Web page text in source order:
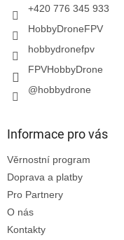
+420 776 345 933
HobbyDroneFPV
hobbydronefpv
FPVHobbyDrone
@hobbydrone
Informace pro vás
Věrnostní program
Doprava a platby
Pro Partnery
O nás
Kontakty